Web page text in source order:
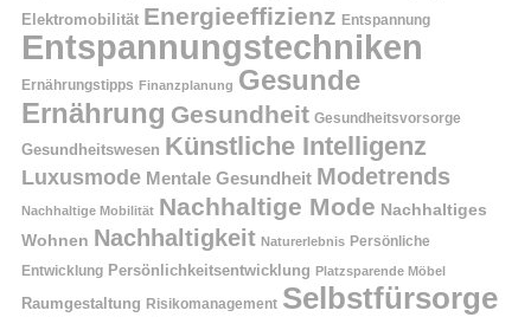
Elektromobilität Energieeffizienz Entspannung
Entspannungstechniken
Ernährungstipps Finanzplanung Gesunde
Ernährung Gesundheit Gesundheitsvorsorge
Gesundheitswesen Künstliche Intelligenz
Luxusmode Mentale Gesundheit Modetrends
Nachhaltige Mobilität Nachhaltige Mode Nachhaltiges
Wohnen Nachhaltigkeit Naturerlebnis Persönliche
Entwicklung Persönlichkeitsentwicklung Platzsparende Möbel
Raumgestaltung Risikomanagement Selbstfürsorge